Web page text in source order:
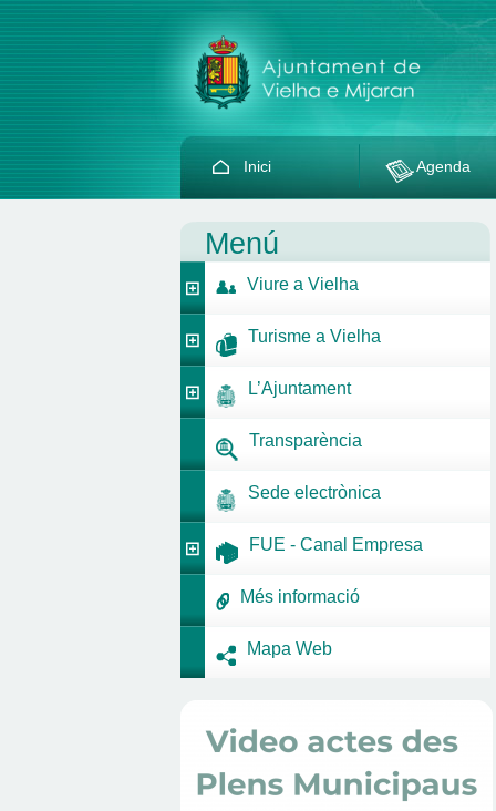
Inici Agenda
Menú
Viure a Vielha
Turisme a Vielha
L’Ajuntament
Transparència
Sede electrònica
FUE - Canal Empresa
Més informació
Mapa Web